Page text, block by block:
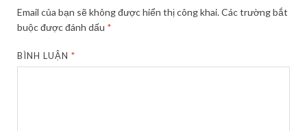
Email của bạn sẽ không được hiển thị công khai.Các trường bắt
buộc được đánh dấu *
BÌNH LUẬN*